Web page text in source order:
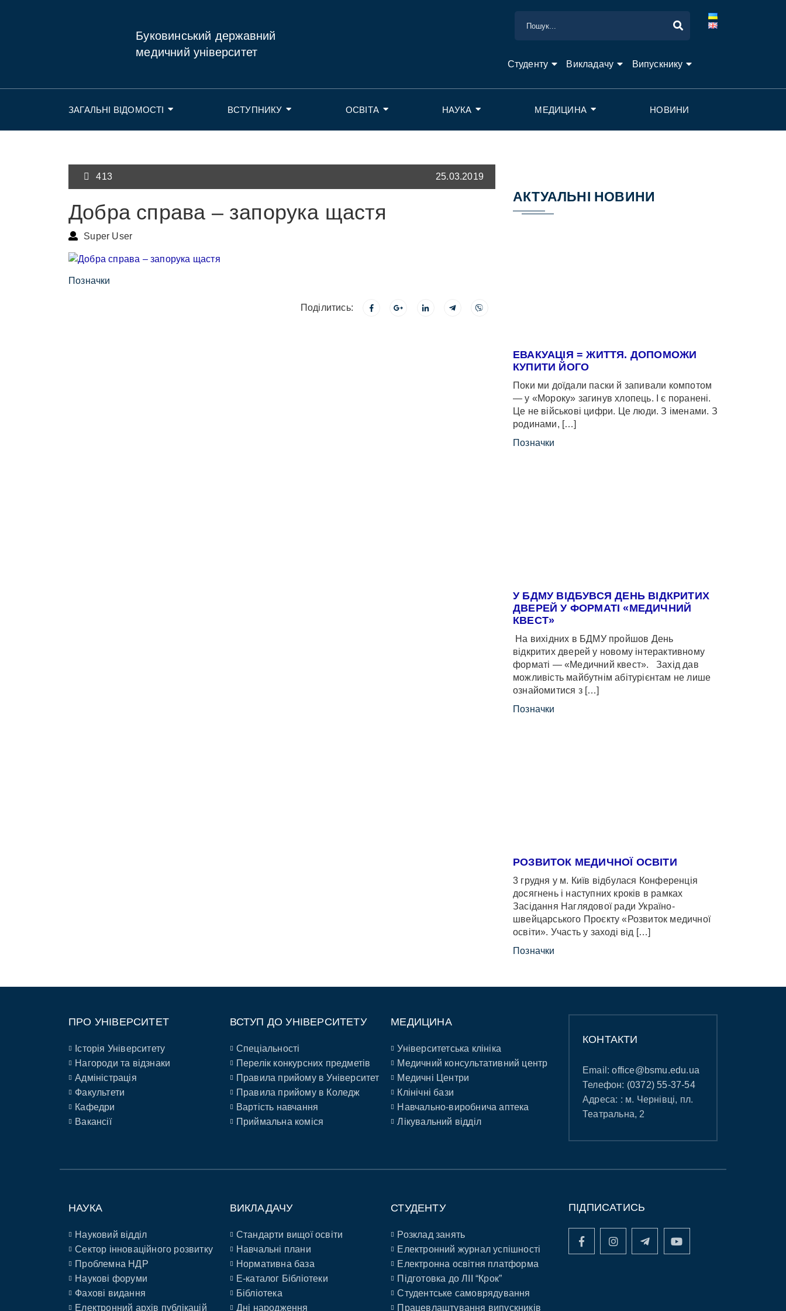
Буковинський державний
медичний університет
Студенту Викладачу Випускнику
ЗАГАЛЬНІ ВІДОМОСТІ ВСТУПНИКУ ОСВІТА НАУКА МЕДИЦИНА НОВИНИ
413 25.03.2019
Добра справа – запорука щастя
Super User
Позначки
Поділитись:
АКТУАЛЬНІ НОВИНИ
ЕВАКУАЦІЯ = ЖИТТЯ. ДОПОМОЖИ
КУПИТИ ЙОГО
Поки ми доїдали паски й запивали компотом
— у «Мороку» загинув хлопець. І є поранені.
Це не військові цифри. Це люди. З іменами. З
родинами, […]
Позначки
У БДМУ ВІДБУВСЯ ДЕНЬ ВІДКРИТИХ
ДВЕРЕЙ У ФОРМАТІ «МЕДИЧНИЙ
КВЕСТ»
На вихідних в БДМУ пройшов День
відкритих дверей у новому інтерактивному
форматі — «Медичний квест». Захід дав
можливість майбутнім абітурієнтам не лише
ознайомитися з […]
Позначки
РОЗВИТОК МЕДИЧНОЇ ОСВІТИ
3 грудня у м. Київ відбулася Конференція
досягнень і наступних кроків в рамках
Засідання Наглядової ради Україно-
швейцарського Проєкту «Розвиток медичної
освіти». Участь у заході від […]
Позначки
ПРО УНІВЕРСИТЕТ
Історія Університету
Нагороди та відзнаки
Адміністрація
Факультети
Кафедри
Вакансії
ВСТУП ДО УНІВЕРСИТЕТУ
Спеціальності
Перелік конкурсних предметів
Правила прийому в Університет
Правила прийому в Коледж
Вартість навчання
Приймальна коміся
МЕДИЦИНА
Університетська клініка
Медичний консультативний центр
Медичні Центри
Клінічні бази
Навчально-виробнича аптека
Лікувальний відділ
КОНТАКТИ
Email:office@bsmu.edu.ua
Телефон: (0372) 55-37-54
Адреса: : м. Чернівці, пл.
Театральна, 2
НАУКА
Науковий відділ
Сектор інноваційного розвитку
Проблемна НДР
Наукові форуми
Фахові видання
Електронний архів публікацій
ВИКЛАДАЧУ
Стандарти вищої освіти
Навчальні плани
Нормативна база
E-каталог Бібліотеки
Бібліотека
Дні народження
СТУДЕНТУ
Розклад занять
Електронний журнал успішності
Електронна освітня платформа
Підготовка до ЛІІ “Крок”
Студентське самоврядування
Працевлаштування випускників
ПІДПИСАТИСЬ